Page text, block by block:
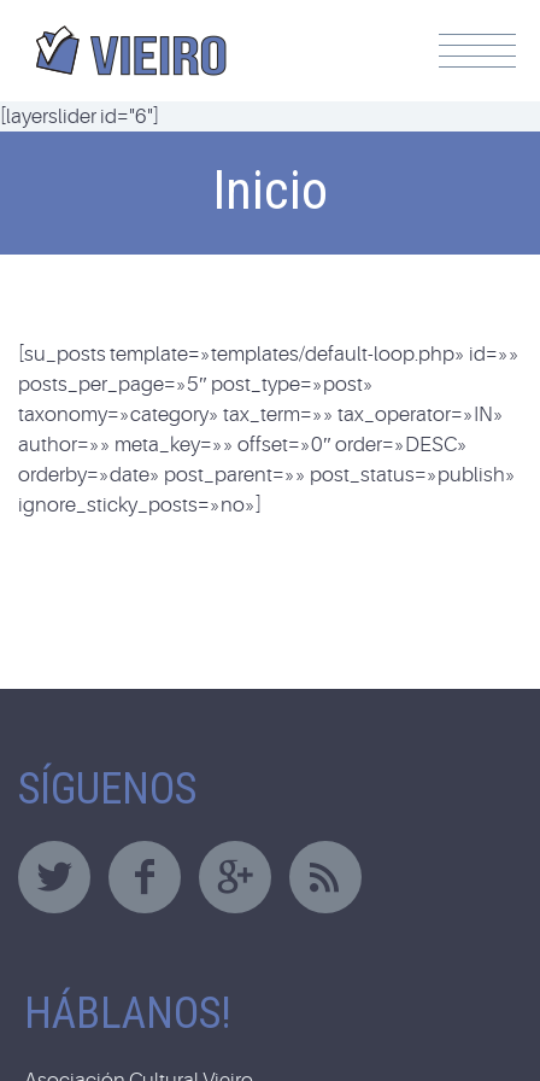
[layerslider id="6"]
Inicio
[su_posts template=»templates/default-loop.php» id=»»
posts_per_page=»5″ post_type=»post»
taxonomy=»category» tax_term=»» tax_operator=»IN»
author=»» meta_key=»» offset=»0″ order=»DESC»
orderby=»date» post_parent=»» post_status=»publish»
ignore_sticky_posts=»no»]
SÍGUENOS
HÁBLANOS!